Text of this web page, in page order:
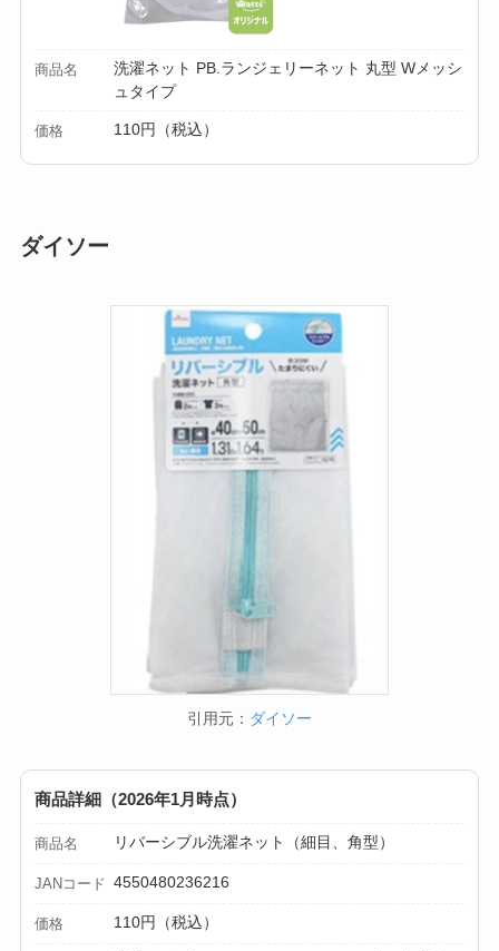
商品名
洗濯ネット PB.ランジェリーネット 丸型 Wメッシ
ュタイプ
価格 110円（税込）
ダイソー
引用元： ダイソー
商品詳細（2026年1月時点）
商品名 リバーシブル洗濯ネット（細目、角型）
JANコード 4550480236216
価格 110円（税込）